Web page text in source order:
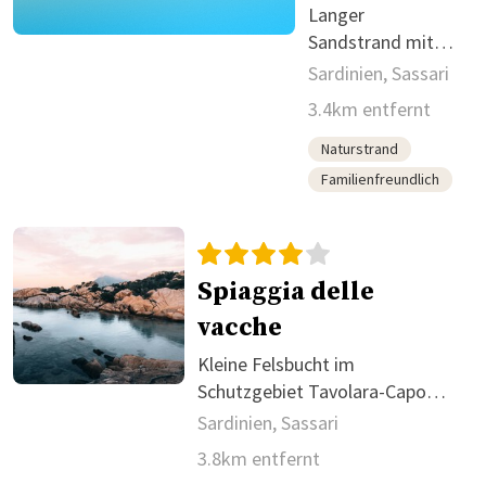
Langer
Sandstrand mit
guter
Infrastruktur bei
San Teodoro
Sardinien, Sassari
3.4km entfernt
Naturstrand
Familienfreundlich
Spiaggia delle
vacche
Kleine Felsbucht im
Schutzgebiet Tavolara-Capo
Coda Cavallo
Sardinien, Sassari
3.8km entfernt